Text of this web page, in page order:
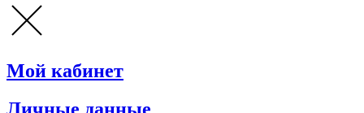
Мой кабинет
Личные данные